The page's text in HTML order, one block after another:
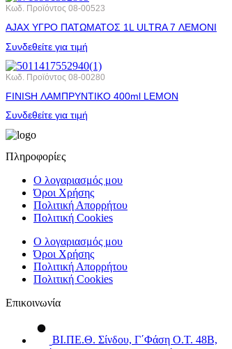
Κωδ. Προϊόντος 08-00523
AJAX ΥΓΡΟ ΠΑΤΩΜΑΤΟΣ 1L ULTRA 7 ΛΕΜΟΝΙ
Συνδεθείτε για τιμή
Κωδ. Προϊόντος 08-00280
FINISH ΛΑΜΠΡΥΝΤΙΚΟ 400ml LEMON
Συνδεθείτε για τιμή
Πληροφορίες
Ο λογαριασμός μου
Όροι Χρήσης
Πολιτική Απορρήτου
Πολιτική Cookies
Ο λογαριασμός μου
Όροι Χρήσης
Πολιτική Απορρήτου
Πολιτική Cookies
Επικοινωνία
ΒΙ.ΠΕ.Θ. Σίνδου, Γ΄Φάση Ο.Τ. 48Β,